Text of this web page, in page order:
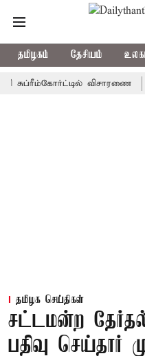
தமிழகம் தேசியம்
விசாரணை
தமிழக செய்திகள்
சட்டமன்ற
பதிவு செய்தார்